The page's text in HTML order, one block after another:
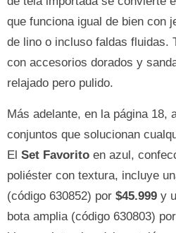
que funciona igual de bien con
de lino o incluso faldas fluidas.
con accesorios dorados y
relajado pero pulido.
Más adelante, en la página 18,
conjuntos que solucionan
El Set Favorito en azul,
poliéster con textura, incluye
(código 630852) por $45.999 y
bota amplia (código 630803) por